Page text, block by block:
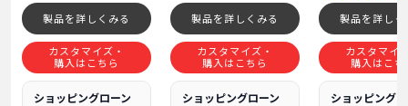
製品を詳しくみる
カスタマイズ・
購入はこちら
ショッピングローン
製品を詳しくみる
カスタマイズ・
購入はこちら
ショッピングローン
製品を詳しく
カスタマイ
購入はこち
ショッピング